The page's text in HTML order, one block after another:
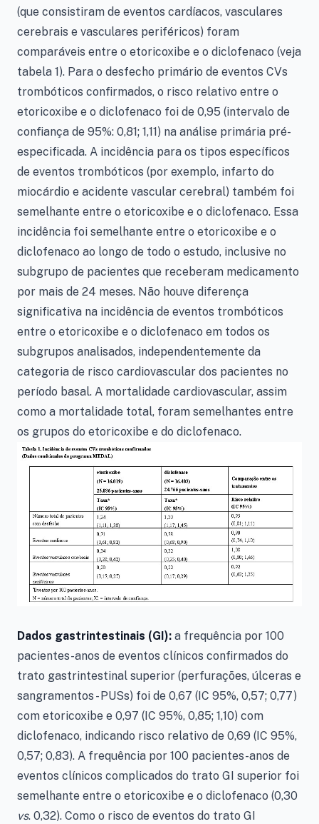
(que consistiram de eventos cardíacos, vasculares
cerebrais e vasculares periféricos) foram
comparáveis entre o etoricoxibe e o diclofenaco (veja
tabela 1). Para o desfecho primário de eventos CVs
trombóticos confirmados, o risco relativo entre o
etoricoxibe e o diclofenaco foi de 0,95 (intervalo de
confiança de 95%: 0,81; 1,11) na análise primária pré-
especificada. A incidência para os tipos específicos
de eventos trombóticos (por exemplo, infarto do
miocárdio e acidente vascular cerebral) também foi
semelhante entre o etoricoxibe e o diclofenaco. Essa
incidência foi semelhante entre o etoricoxibe e o
diclofenaco ao longo de todo o estudo, inclusive no
subgrupo de pacientes que receberam medicamento
por mais de 24 meses. Não houve diferença
significativa na incidência de eventos trombóticos
entre o etoricoxibe e o diclofenaco em todos os
subgrupos analisados, independentemente da
categoria de risco cardiovascular dos pacientes no
período basal. A mortalidade cardiovascular, assim
como a mortalidade total, foram semelhantes entre
os grupos do etoricoxibe e do diclofenaco.
Dados gastrintestinais (GI): a frequência por 100
pacientes-anos de eventos clínicos confirmados do
trato gastrintestinal superior (perfurações, úlceras e
sangramentos - PUSs) foi de 0,67 (IC 95%, 0,57; 0,77)
com etoricoxibe e 0,97 (IC 95%, 0,85; 1,10) com
diclofenaco, indicando risco relativo de 0,69 (IC 95%,
0,57; 0,83). A frequência por 100 pacientes-anos de
eventos clínicos complicados do trato GI superior foi
semelhante entre o etoricoxibe e o diclofenaco (0,30
vs. 0,32). Como o risco de eventos do trato GI